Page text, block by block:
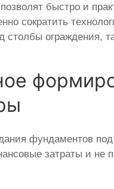
быстро и
сократить
столбы ограждения,
фундаментов
затраты и не